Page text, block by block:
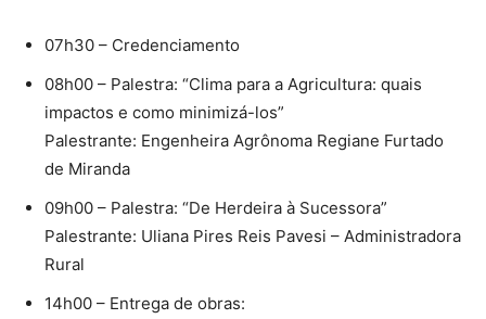
07h30 – Credenciamento
08h00 – Palestra: “Clima para a Agricultura: quais
impactos e como minimizá-los”
Palestrante: Engenheira Agrônoma Regiane Furtado
de Miranda
09h00 – Palestra: “De Herdeira à Sucessora”
Palestrante: Uliana Pires Reis Pavesi – Administradora
Rural
14h00 – Entrega de obras: